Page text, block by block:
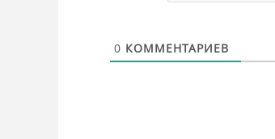
0 КОММЕНТАРИЕВ